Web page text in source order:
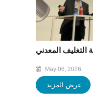
May 06, 2026
عرض المزيد